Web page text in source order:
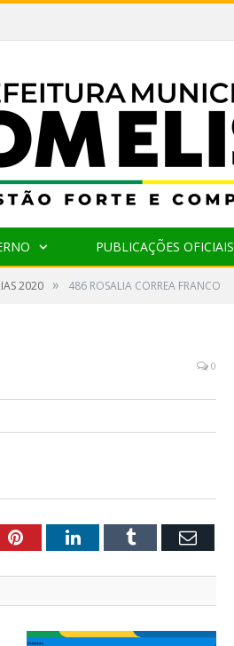
PUBLICAÇÕES OFICIAIS
2020 » 486 ROSALIA CORREA FRANCO
0
PinterestLinkedInTumblr Email